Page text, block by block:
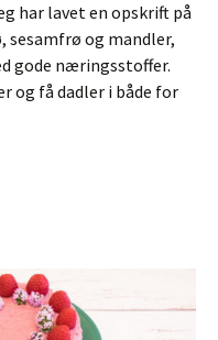
har lavet en opskrift på
sesamfrø og mandler,
gode næringsstoffer.
og få dadler i både for